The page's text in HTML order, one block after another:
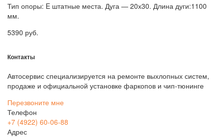
Тип опоры: E штатные места. Дуга — 20х30. Длина дуги:1100
мм.
5390 руб.
Контакты
Автосервис специализируется на ремонте выхлопных систем,
продаже и официальной установке фаркопов и чип-тюнинге
Перезвоните мне
Телефон
+7 (4922) 60-06-88
Адрес